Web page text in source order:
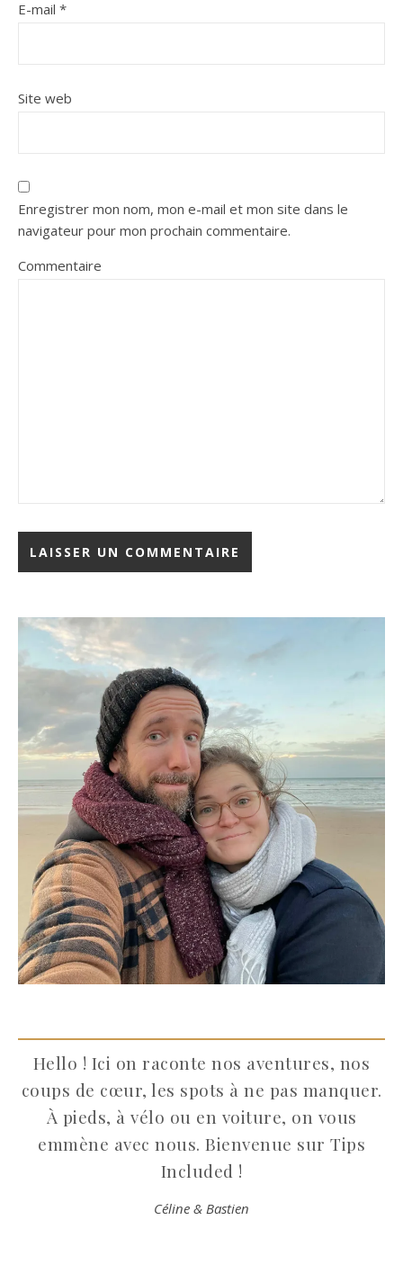
E-mail *
Site web
Enregistrer mon nom, mon e-mail et mon site dans le
navigateur pour mon prochain commentaire.
Commentaire
Hello ! Ici on raconte nos aventures, nos
coups de cœur, les spots à ne pas manquer.
À pieds, à vélo ou en voiture, on vous
emmène avec nous. Bienvenue sur Tips
Included !
Céline & Bastien